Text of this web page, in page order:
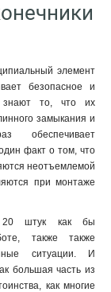
элемент
безопасное и
знают то, что их
замыкания и
обеспечивает
факт о том, что
неотъемлемой
при монтаже
20 штук как бы
также также
ситуации. И
большая часть из
как многие